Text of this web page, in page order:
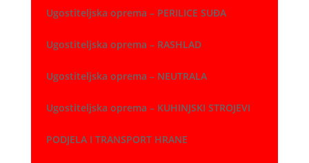
Ugostiteljska oprema – PERILICE SUĐA
Ugostiteljska oprema – RASHLAD
Ugostiteljska oprema – NEUTRALA
Ugostiteljska oprema – KUHINJSKI STROJEVI
PODJELA I TRANSPORT HRANE